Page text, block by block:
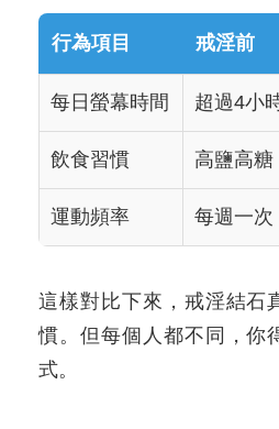
行為項目 戒淫前
每日螢幕時間 超過4小
飲食習慣 高鹽高糖
運動頻率 每週一次
這樣對比下來，戒淫結石
慣。但每個人都不同，你
式。